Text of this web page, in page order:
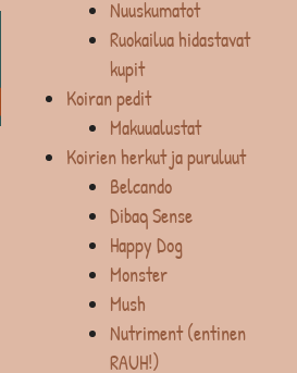
Nuuskumatot
Ruokailua hidastavat
kupit
Koiran pedit
Makuualustat
Koirien herkut ja puruluut
Belcando
Dibaq Sense
Happy Dog
Monster
Mush
Nutriment (entinen
RAUH!)